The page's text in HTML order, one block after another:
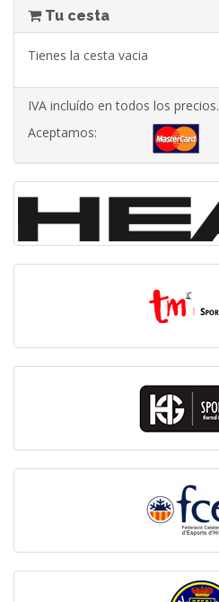
Tu cesta
Tienes la cesta vacia
IVA incluído en todos los precios.
Aceptamos: